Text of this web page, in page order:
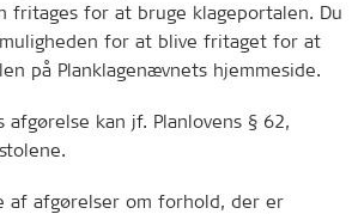
fritages for at bruge klageportalen. Du
for at blive fritaget for at
på Planklagenævnets hjemmeside.
afgørelse kan jf. Planlovens § 62,
af afgørelser om forhold, der er